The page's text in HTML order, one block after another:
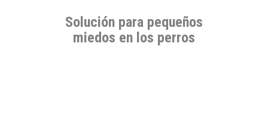
Solución para pequeños
miedos en los perros